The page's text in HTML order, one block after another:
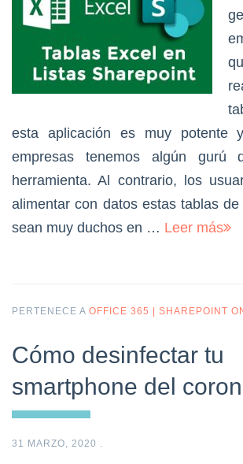
esta aplicación es muy potente
empresas tenemos algún gurú
herramienta. Al contrario, los
alimentar con datos estas tablas
sean muy duchos en … Leer más
PERTENECE A OFFICE 365 | SHAREPOINT
Cómo desinfectar tu
smartphone del
31 MARZO, 2020 .